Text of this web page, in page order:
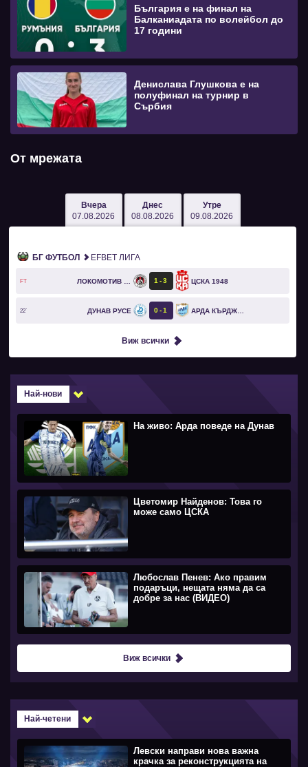
България е на финал на
Балканиадата по волейбол до
17 години
Денислава Глушкова е на
полуфинал на турнир в
Сърбия
От мрежата
Вчера
07.08.2026
Днес
08.08.2026
Утре
09.08.2026
БГ ФУТБОЛ EFBET ЛИГА
FT 1 3 ЦСКА 1948
22` ДУНАВ РУСЕ 0 1 АРДА КЪРДЖАЛИ
Виж всички
Най-нови
На живо: Арда поведе на Дунав
Цветомир Найденов: Това го
може само ЦСКА
Любослав Пенев: Ако правим
подаръци, нещата няма да са
добре за нас (ВИДЕО)
Виж всички
Най-четени
Левски направи нова важна
крачка за реконструкцията на